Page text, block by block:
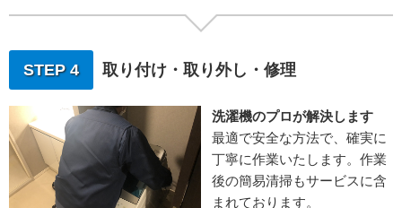
STEP 4 取り付け・取り外し・修理
洗濯機のプロが解決します
最適で安全な方法で、確実に
丁寧に作業いたします。作業
後の簡易清掃もサービスに含
まれております。